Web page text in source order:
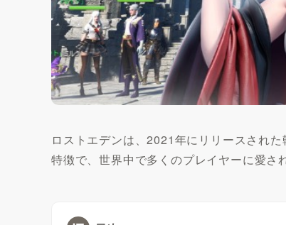
ロストエデンは、2021年にリリースされ
特徴で、世界中で多くのプレイヤーに愛さ